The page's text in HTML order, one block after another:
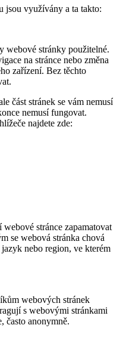
jsou využívány a ta takto:
webové stránky použitelné.
na stránce nebo změna
zařízení. Bez těchto
část stránek se vám nemusí
nemusí fungovat.
najdete zde:
stránce zapamatovat
se webová stránka chová
nebo region, ve kterém
webových stránek
s webovými stránkami
často anonymně.